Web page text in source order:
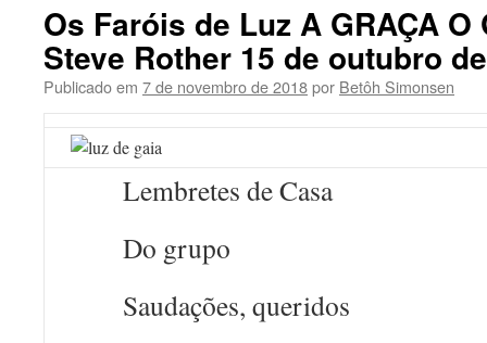
Os Faróis de Luz A GRAÇA
Steve Rother 15 de outubro
Publicado em 7 de novembro de 2018por Betôh Simonsen
Lembretes de Casa
Do grupo
Saudações, queridos